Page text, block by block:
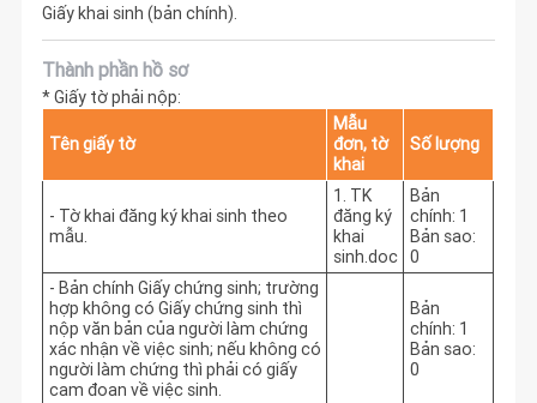
Giấy khai sinh (bản chính).
Thành phần hồ sơ
* Giấy tờ phải nộp:
Tên giấy tờ
Mẫu
đơn, tờ
khai
Số lượng
- Tờ khai đăng ký khai sinh theo
mẫu.
1. TK
đăng ký
khai
sinh.doc
Bản
chính: 1
Bản sao:
0
- Bản chính Giấy chứng sinh; trường
hợp không có Giấy chứng sinh thì
nộp văn bản của người làm chứng
xác nhận về việc sinh; nếu không có
người làm chứng thì phải có giấy
cam đoan về việc sinh.
Bản
chính: 1
Bản sao:
0